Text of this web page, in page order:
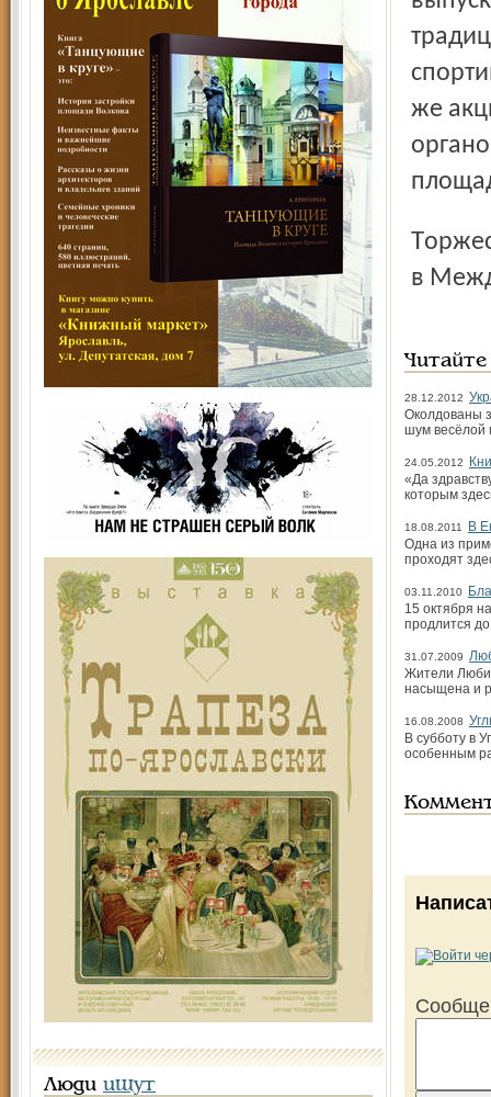
Люди ищут
же
Торжественное закрытие «Благостины» состоится 1 июня,
в
28.12.2012
Околдованы
шум весёлой
24.05.2012
«Да
которым
18.08.2011
В
Одна из
проходят
03.11.2010
15 октября
продлится
31.07.2009
Жители
насыщена и
16.08.2008
В субботу в
особенным